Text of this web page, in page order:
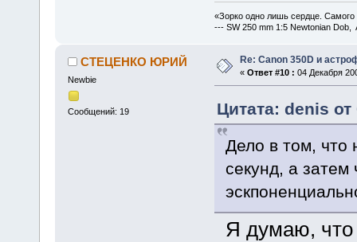
«Зорко одно лишь сердце.
--- SW 250 mm 1:5 Newtonian
СТЕЦЕНКО ЮРИЙ
Newbie
Сообщений: 19
Re: Canon 350D и
« Ответ #10 : 04 Декабря
Цитата: denis
Дело в том, что
секунд, а затем
Я думаю, что